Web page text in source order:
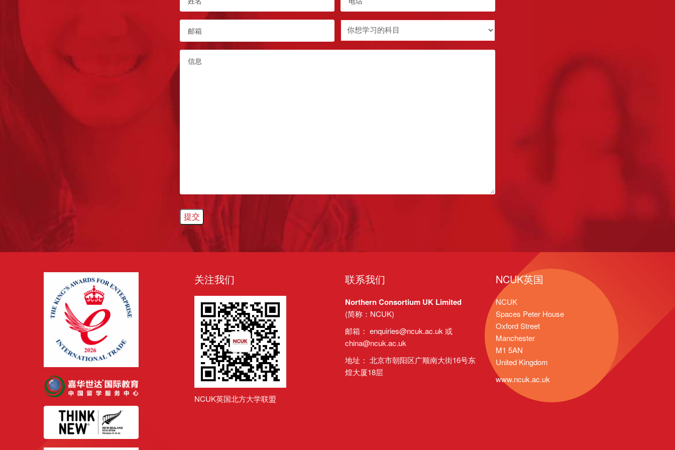
名
*
话
*
Email
Subject
you
want
Message
关注我们
NCUK英国北方大学联盟
联系我们
Northern Consortium UK Limited
(简称：NCUK)
邮箱： enquiries@ncuk.ac.uk 或
china@ncuk.ac.uk
地址： 北京市朝阳区广顺南大街16号东
煌大厦18层
NCUK英国
NCUK
Spaces Peter House
Oxford Street
Manchester
M1 5AN
United Kingdom
www.ncuk.ac.uk